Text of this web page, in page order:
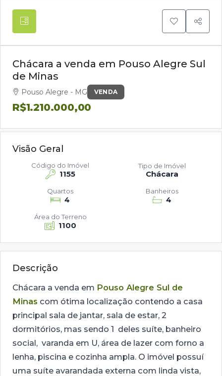
VENDA
Chácara a venda em Pouso Alegre Sul
de Minas
Pouso Alegre - MG
R$1.210.000,00
Visão Geral
1155
Código do Imóvel
Chácara
Tipo de Imóvel
4
Quartos
4
Banheiros
1100
Área do Terreno
Descrição
Chácara a venda em Pouso Alegre Sul de
Minas com ótima localização contendo a casa
principal sala de jantar, sala de estar, 2
dormitórios, mas sendo 1 deles suíte, banheiro
social, varanda em U, área de lazer com forno a
lenha, piscina e cozinha ampla. O imóvel possuí
uma suíte avarandada externa com linda vista,